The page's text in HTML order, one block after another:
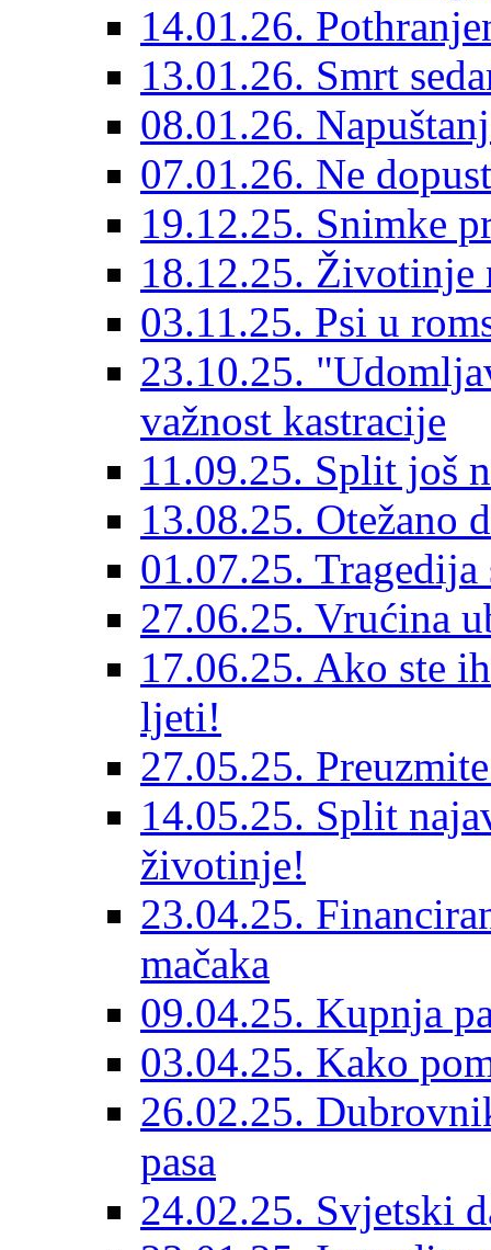
14.01.26.
13.01.26. Smrt
08.01.26.
07.01.26. Ne
19.12.25. Snimke
18.12.25. Životinje
03.11.25. Psi u
23.10.25.
važnost kastracije
11.09.25. Split još
13.08.25. Otežano
01.07.25.
27.06.25. Vrućina
17.06.25. Ako ste
ljeti!
27.05.25.
14.05.25. Split
životinje!
23.04.25.
mačaka
09.04.25. Kupnja
03.04.25. Kako
26.02.25.
pasa
24.02.25. Svjetski